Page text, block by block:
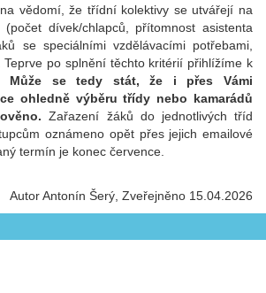
vědomí, že třídní kolektivy se utvářejí na
dívek/chlapců, přítomnost asistenta
se speciálními vzdělávacími potřebami,
Teprve po splnění těchto kritérií přihlížíme k
Může se tedy stát, že i přes Vámi
ohledně výběru třídy nebo kamarádů
Zařazení žáků do jednotlivých tříd
oznámeno opět přes jejich emailové
termín je konec července.
Autor Antonín Šerý Zveřejněno 15.04.2026